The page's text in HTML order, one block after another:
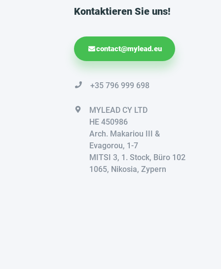
Kontaktieren Sie uns!
contact@mylead.eu
+35 796 999 698
MYLEAD CY LTD
HE 450986
Arch. Makariou III &
Evagorou, 1-7
MITSI 3, 1. Stock, Büro 102
1065, Nikosia, Zypern